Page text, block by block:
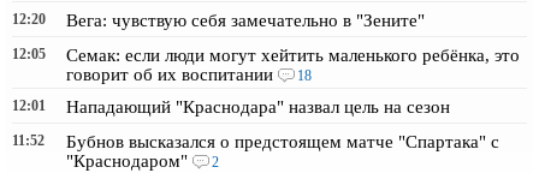
12:20
Вега: чувствую себя замечательно в "Зените"
12:05
Семак: если люди могут хейтить маленького ребёнка, это
говорит об их воспитании
18
12:01
Нападающий "Краснодара" назвал цель на сезон
11:52
Бубнов высказался о предстоящем матче "Спартака" с
"Краснодаром"
2